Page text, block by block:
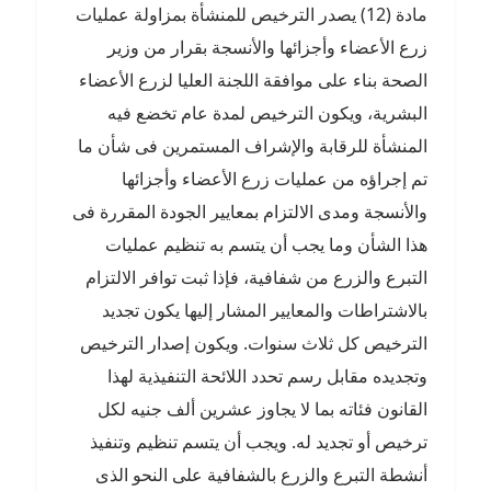
مادة (12) يصدر الترخيص للمنشأة بمزاولة عمليات
زرع الأعضاء وأجزائها والأنسجة بقرار من وزير
الصحة بناء على موافقة اللجنة العليا لزرع الأعضاء
البشرية، ويكون الترخيص لمدة عام تخضع فيه
المنشأة للرقابة والإشراف المستمرين فى شأن ما
تم إجراؤه من عمليات زرع الأعضاء وأجزائها
والأنسجة ومدى الالتزام بمعايير الجودة المقررة فى
هذا الشأن وما يجب أن يتسم به تنظيم عمليات
التبرع والزرع من شفافية، فإذا ثبت توافر الالتزام
بالاشتراطات والمعايير المشار إليها يكون تجديد
الترخيص كل ثلاث سنوات. ويكون إصدار الترخيص
وتجديده مقابل رسم تحدد اللائحة التنفيذية لهذا
القانون فئاته بما لا يجاوز عشرين ألف جنيه لكل
ترخيص أو تجديد له. ويجب أن يتسم تنظيم وتنفيذ
أنشطة التبرع والزرع بالشفافية على النحو الذى